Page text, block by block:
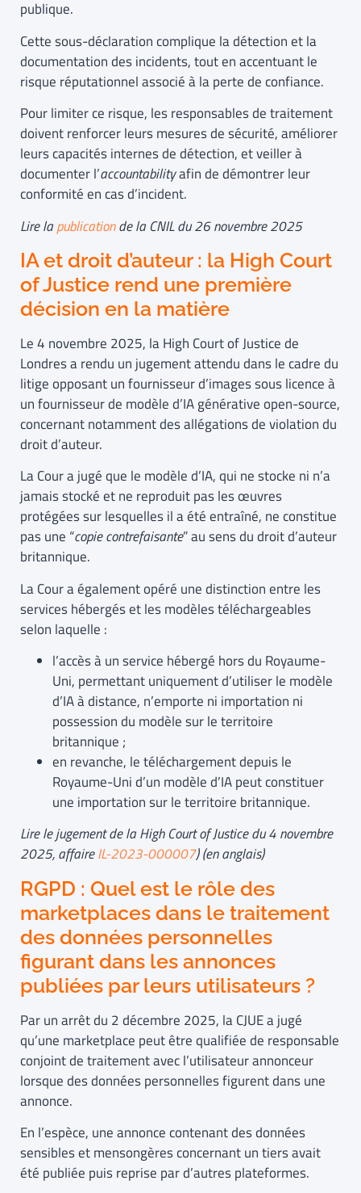
publique.
Cette sous-déclaration complique la détection et la
documentation des incidents, tout en accentuant le
risque réputationnel associé à la perte de confiance.
Pour limiter ce risque, les responsables de traitement
doivent renforcer leurs mesures de sécurité, améliorer
leurs capacités internes de détection, et veiller à
documenter l’accountabilityafin de démontrer leur
conformité en cas d’incident.
Lire lapublicationde la CNIL du 26 novembre 2025
IA et droit d’auteur : la High Court
of Justice rend une première
décision en la matière
Le 4 novembre 2025, la High Court of Justice de
Londres a rendu un jugement attendu dans le cadre du
litige opposant un fournisseur d’images sous licence à
un fournisseur de modèle d’IA générative open-source,
concernant notamment des allégations de violation du
droit d’auteur.
La Cour a jugé que le modèle d’IA, qui ne stocke ni n’a
jamais stocké et ne reproduit pas les œuvres
protégées sur lesquelles il a été entraîné, ne constitue
pas une “copie contrefaisante” au sens du droit d’auteur
britannique.
La Cour a également opéré une distinction entre les
services hébergés et les modèles téléchargeables
selon laquelle :
l’accès à un service hébergé hors du Royaume-
Uni, permettant uniquement d’utiliser le modèle
d’IA à distance, n’emporte ni importation ni
possession du modèle sur le territoire
britannique ;
en revanche, le téléchargement depuis le
Royaume-Uni d’un modèle d’IA peut constituer
une importation sur le territoire britannique.
Lire le jugement de la High Court of Justice du 4 novembre
2025, affaireIL-2023-000007)(en anglais)
RGPD : Quel est le rôle des
marketplaces dans le traitement
des données personnelles
figurant dans les annonces
publiées par leurs utilisateurs ?
Par un arrêt du 2 décembre 2025, la CJUE a jugé
qu’une marketplace peut être qualifiée de responsable
conjoint de traitement avec l’utilisateur annonceur
lorsque des données personnelles figurent dans une
annonce.
En l’espèce, une annonce contenant des données
sensibles et mensongères concernant un tiers avait
été publiée puis reprise par d’autres plateformes.